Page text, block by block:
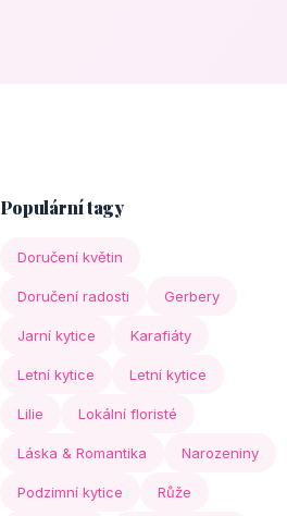
Populární tagy
Doručení květin
Doručení radosti Gerbery
Jarní kytice Karafiáty
Letní kytice Letní kytice
Lilie Lokální floristé
Láska & Romantika Narozeniny
Podzimní kytice Růže